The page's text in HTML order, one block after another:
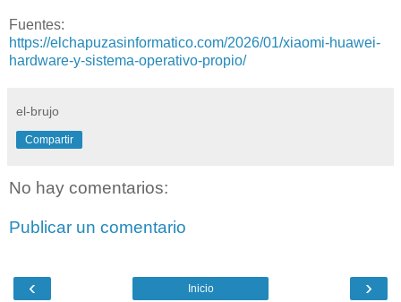
Fuentes:
https://elchapuzasinformatico.com/2026/01/xiaomi-huawei-
hardware-y-sistema-operativo-propio/
el-brujo
Compartir
No hay comentarios:
Publicar un comentario
‹ ›
Inicio